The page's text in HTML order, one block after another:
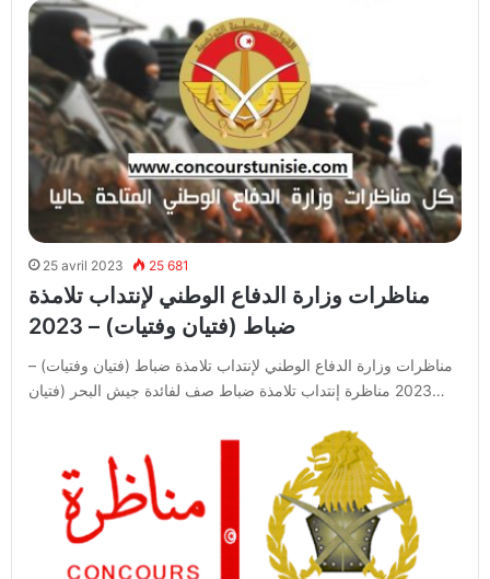
25 avril 2023 25 681
مناظرات وزارة الدفاع الوطني لإنتداب تلامذة
ضباط (فتيان وفتيات) – 2023
مناظرات وزارة الدفاع الوطني لإنتداب تلامذة ضباط (فتيان وفتيات) –
2023 مناظرة إنتداب تلامذة ضباط صف لفائدة جيش البحر (فتيان…